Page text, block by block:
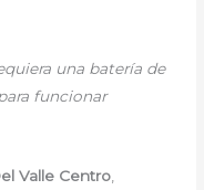
una batería de
funcionar
Valle Centro